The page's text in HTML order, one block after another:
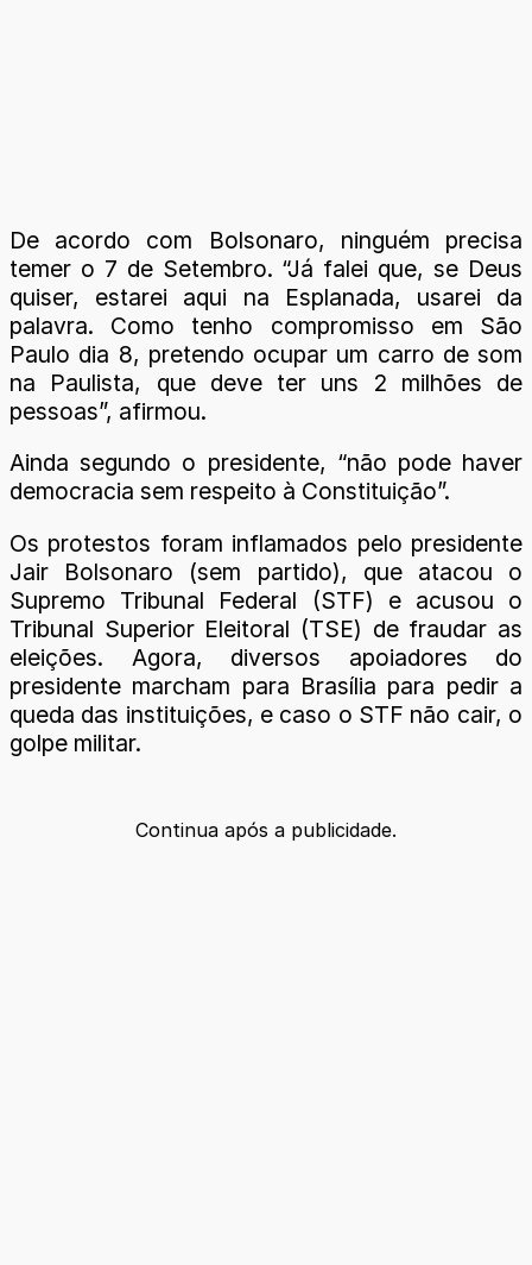
De acordo com Bolsonaro, ninguém precisa
temer o 7 de Setembro. “Já falei que, se Deus
quiser, estarei aqui na Esplanada, usarei da
palavra. Como tenho compromisso em São
Paulo dia 8, pretendo ocupar um carro de som
na Paulista, que deve ter uns 2 milhões de
pessoas”, afirmou.
Ainda segundo o presidente, “não pode haver
democracia sem respeito à Constituição”.
Os protestos foram inflamados pelo presidente
Jair Bolsonaro (sem partido), que atacou o
Supremo Tribunal Federal (STF) e acusou o
Tribunal Superior Eleitoral (TSE) de fraudar as
eleições. Agora, diversos apoiadores do
presidente marcham para Brasília para pedir a
queda das instituições, e caso o STF não cair, o
golpe militar.
Continua após a publicidade.